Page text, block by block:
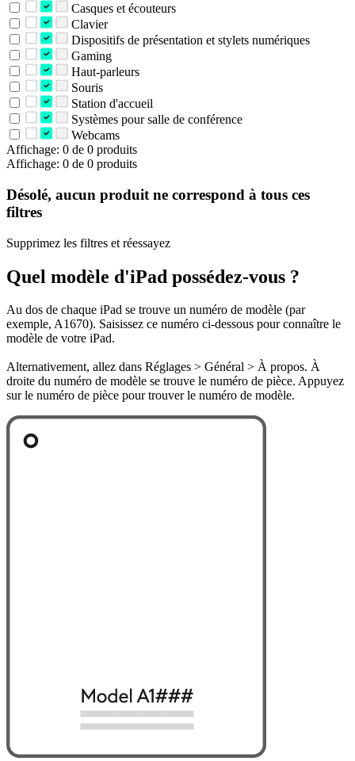
Casques et écouteurs
Clavier
Dispositifs de présentation et stylets numériques
Gaming
Haut-parleurs
Souris
Station d'accueil
Systèmes pour salle de conférence
Webcams
Affichage: 0 de 0 produits
Affichage: 0 de 0 produits
Désolé, aucun produit ne correspond à tous ces
filtres
Supprimez les filtres et réessayez
Quel modèle d'iPad possédez-vous ?
Au dos de chaque iPad se trouve un numéro de modèle (par
exemple, A1670). Saisissez ce numéro ci-dessous pour connaître le
modèle de votre iPad.
Alternativement, allez dans Réglages > Général > À propos. À
droite du numéro de modèle se trouve le numéro de pièce. Appuyez
sur le numéro de pièce pour trouver le numéro de modèle.